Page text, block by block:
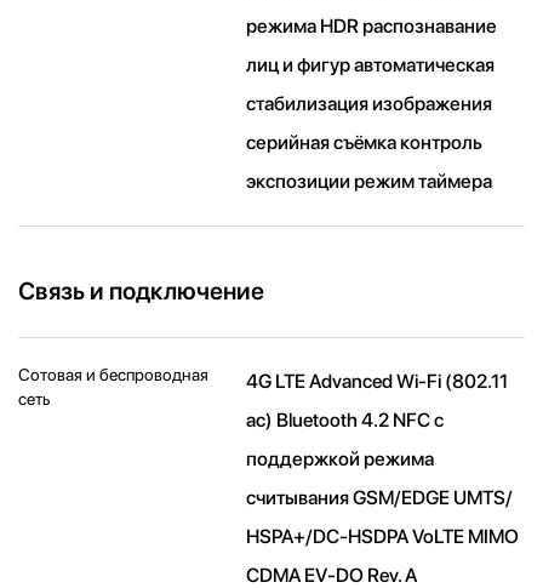
режима HDR распознавание
лиц и фигур автоматическая
стабилизация изображения
серийная съëмка контроль
экспозиции режим таймера
Связь и подключение
Сотовая и беспроводная
сеть
4G LTE Advanced Wi-Fi (802.11​
ac) Bluetooth 4.2 NFC с
поддержкой режима
считывания GSM/EDGE UMTS/​
HSPA+/​DC-HSDPA VoLTE MIMO
CDMA EV-DO Rev. A